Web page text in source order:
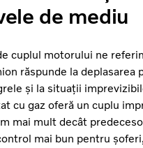
de mediu
cuplul motorului ne
răspunde la deplasarea
și la situații
cu gaz oferă un cuplu
mai mult decât
mai bun pentru